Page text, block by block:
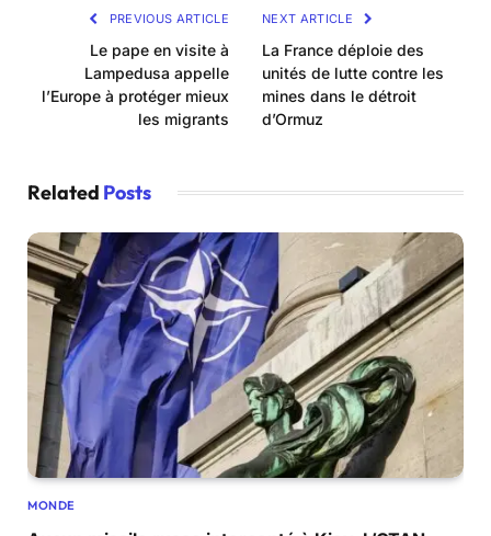
PREVIOUS ARTICLE
Le pape en visite à
Lampedusa appelle
l’Europe à protéger mieux
les migrants
NEXT ARTICLE
La France déploie des
unités de lutte contre les
mines dans le détroit
d’Ormuz
Related Posts
MONDE